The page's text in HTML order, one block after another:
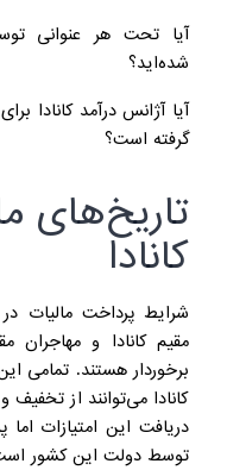
آیا تحت هر عنوانی
شده‌اید؟
آیا آژانس درآمد کانادا
گرفته است؟
تاریخ‌های
کانادا
شرایط پرداخت مالیات
مقیم کانادا و مهاجران
برخوردار هستند. تمامی
کانادا می‌توانند از تخفیف
دریافت این امتیازات
توسط دولت این کشور